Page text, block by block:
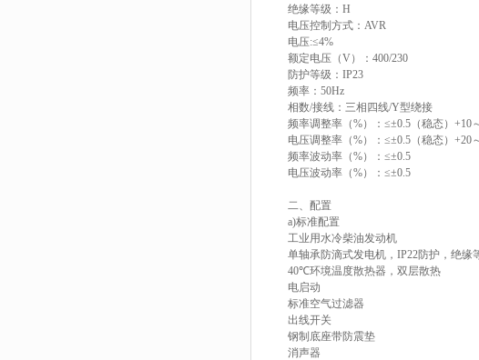
绝缘等级：H
电压控制方式：AVR
电压:≤4%
额定电压（V）：400/230
防护等级：IP23
频率：50Hz
相数/接线：三相四线/Y型绕接
频率调整率（%）：≤±0.5（稳态）+10
电压调整率（%）：≤±0.5（稳态）+20
频率波动率（%）：≤±0.5
电压波动率（%）：≤±0.5
二、配置
a)标准配置
工业用水冷柴油发动机
单轴承防滴式发电机，IP22防护，绝缘
40℃环境温度散热器，双层散热
电启动
标准空气过滤器
出线开关
钢制底座带防震垫
消声器